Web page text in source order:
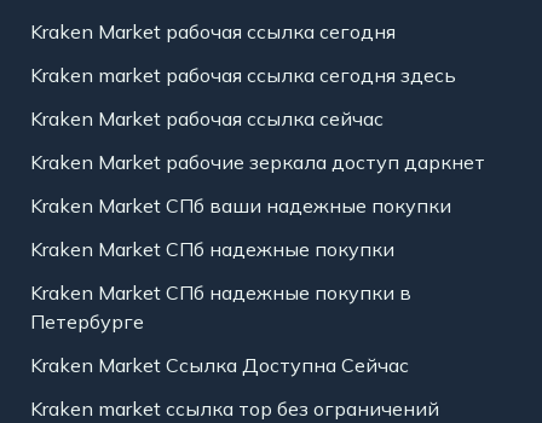
Kraken Market рабочая ссылка сегодня
Kraken market рабочая ссылка сегодня здесь
Kraken Market рабочая ссылка сейчас
Kraken Market рабочие зеркала доступ даркнет
Kraken Market СПб ваши надежные покупки
Kraken Market СПб надежные покупки
Kraken Market СПб надежные покупки в
Петербурге
Kraken Market Ссылка Доступна Сейчас
Kraken market ссылка тор без ограничений